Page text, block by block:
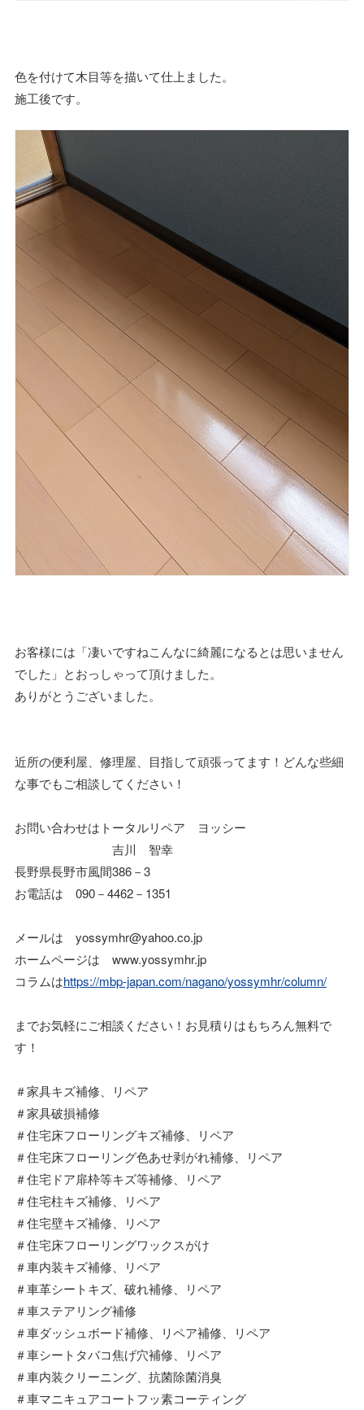
色を付けて木目等を描いて仕上ました。
施工後です。
お客様には「凄いですねこんなに綺麗になるとは思いません
でした」とおっしゃって頂けました。
ありがとうございました。
近所の便利屋、修理屋、目指して頑張ってます！どんな些細
な事でもご相談してください！
お問い合わせはトータルリペア ヨッシー
吉川 智幸
長野県長野市風間386－3
お電話は 090－4462－1351
メールは yossymhr@yahoo.co.jp
ホームページは www.yossymhr.jp
コラムはhttps://mbp-japan.com/nagano/yossymhr/column/
までお気軽にご相談ください！お見積りはもちろん無料で
す！
＃家具キズ補修、リペア
＃家具破損補修
＃住宅床フローリングキズ補修、リペア
＃住宅床フローリング色あせ剥がれ補修、リペア
＃住宅ドア扉枠等キズ等補修、リペア
＃住宅柱キズ補修、リペア
＃住宅壁キズ補修、リペア
＃住宅床フローリングワックスがけ
＃車内装キズ補修、リペア
＃車革シートキズ、破れ補修、リペア
＃車ステアリング補修
＃車ダッシュボード補修、リペア補修、リペア
＃車シートタバコ焦げ穴補修、リペア
＃車内装クリーニング、抗菌除菌消臭
＃車マニキュアコートフッ素コーティング